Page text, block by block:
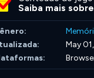
Saiba mais
May